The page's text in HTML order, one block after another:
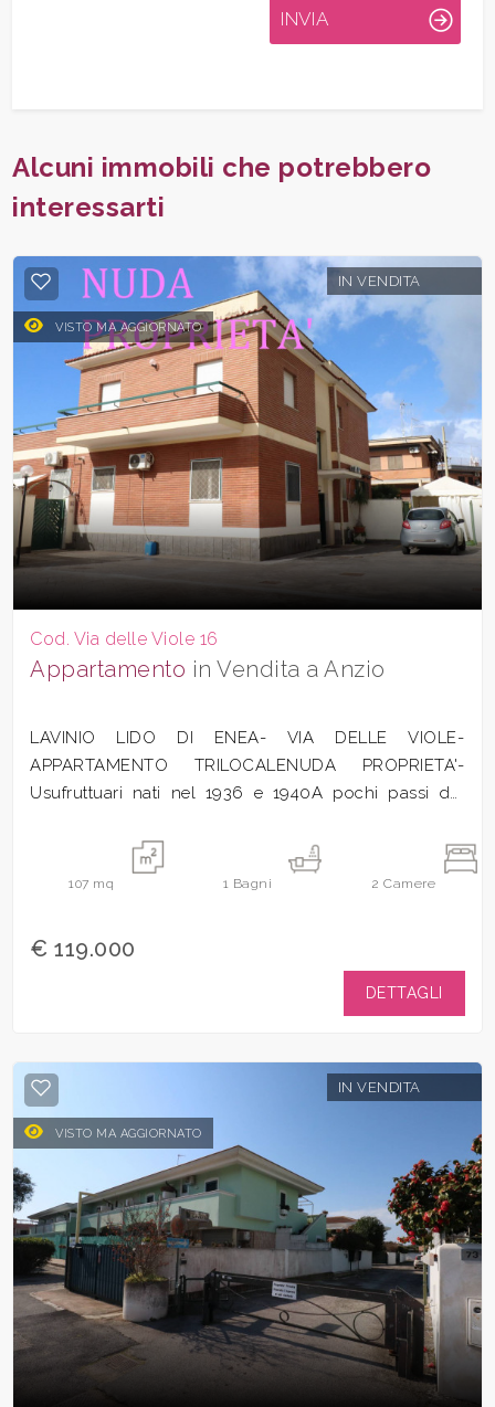
INVIA
Alcuni immobili che potrebbero
interessarti
IN VENDITA
VISTO MA AGGIORNATO
Cod. Via delle Viole 16
Appartamento in Vendita a Anzio
LAVINIO LIDO DI ENEA- VIA DELLE VIOLE-
APPARTAMENTO TRILOCALENUDA PROPRIETA'-
Usufruttuari nati nel 1936 e 1940A pochi passi dal
107 mq 1 Bagni 2 Camere
€ 119.000
DETTAGLI
IN VENDITA
VISTO MA AGGIORNATO